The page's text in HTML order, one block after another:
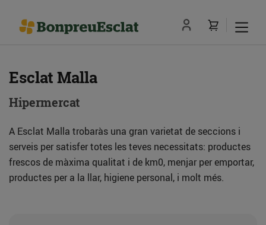
Esclat Malla
Hipermercat
A Esclat Malla trobaràs una gran varietat de seccions i
serveis per satisfer totes les teves necessitats: productes
frescos de màxima qualitat i de km0, menjar per emportar,
productes per a la llar, higiene personal, i molt més.